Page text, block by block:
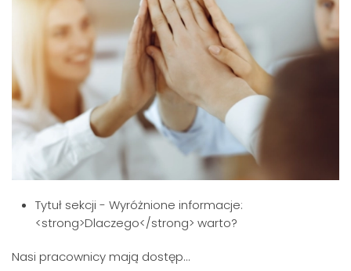
Tytuł sekcji - Wyróżnione informacje:
<strong>Dlaczego</strong> warto?
Nasi pracownicy mają dostęp...